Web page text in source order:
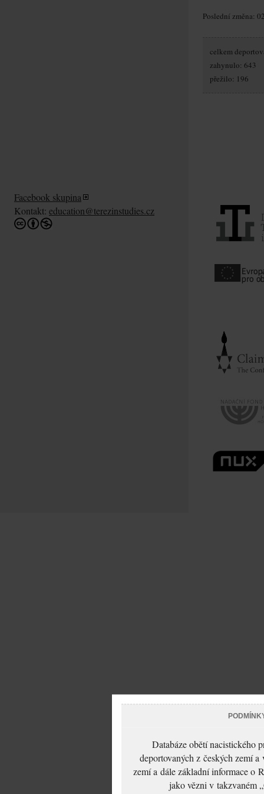
Poslední změna:
celkem
zahynulo: 643
přežilo: 196
Facebook skupina
Kontakt: education@terezinstudies.cz
Databáze obětí nacistického
deportovaných z českých zemí
zemí a dále základní informace o
jako vězni v takzvaném